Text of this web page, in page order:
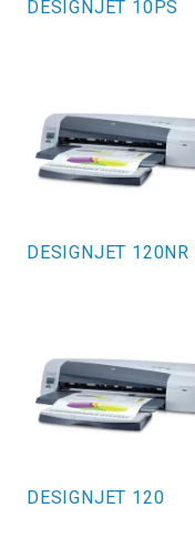
DESIGNJET 10PS
DESIGNJET 120NR
DESIGNJET 120